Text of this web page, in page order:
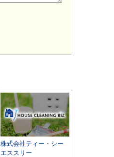
株式会社ティー・シー
エススリー